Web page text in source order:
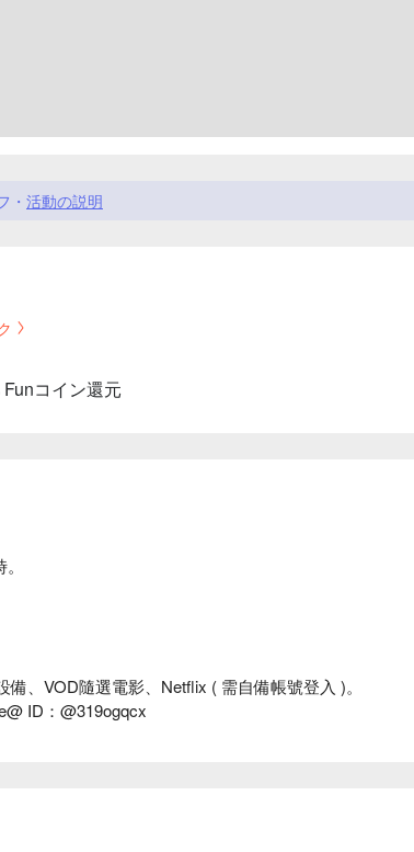
・ 活動の説明
コイン還元
備、VOD隨選電影、Netflix ( 需自備帳號登入 )。
ID：@319ogqcx